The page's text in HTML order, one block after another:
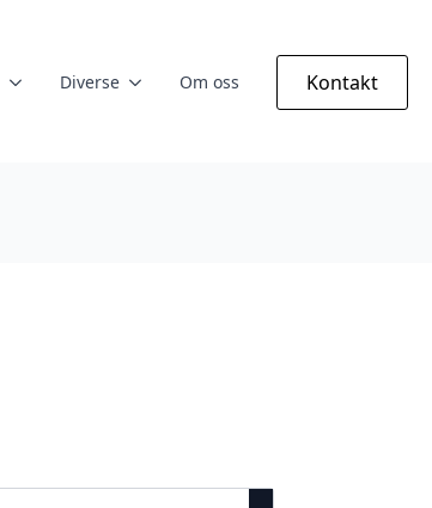
Diverse Om oss Kontakt